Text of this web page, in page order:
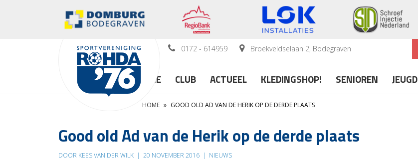
0172 - 614959 Broekveldselaan 2, Bodegraven
HOME CLUB ACTUEEL KLEDINGSHOP! SENIOREN JEUGD
HOME » GOOD OLD AD VAN DE HERIK OP DE DERDE PLAATS
Good old Ad van de Herik op de derde plaats
DOOR KEES VAN DER WILK | 20 NOVEMBER 2016 | NIEUWS